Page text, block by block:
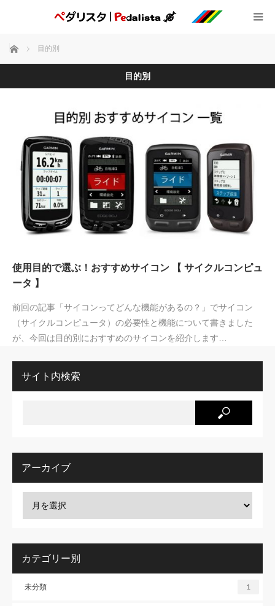
ホーム 目的別
目的別
使用目的で選ぶ！おすすめサイコン 【 サイクルコンピュ
ータ 】
前回の記事「サイコンってどんな機能があるの？」でサイコン
（サイクルコンピュータ）の必要性と機能について書きました
が、今回は目的別におすすめのサイコンを紹介します…
サイト内検索
アーカイブ
カテゴリー別
未分類 1